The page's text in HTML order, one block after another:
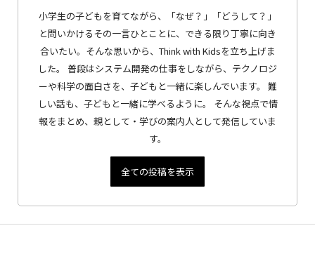
小学生の子どもを育てながら、「なぜ？」「どうして？」
と問いかけるその一言ひとことに、できる限り丁寧に向き
合いたい。そんな思いから、Think with Kidsを立ち上げま
した。 普段はシステム開発の仕事をしながら、テクノロジ
ーや科学の面白さを、子どもと一緒に楽しんでいます。 難
しい話も、子どもと一緒に学べるように。 そんな視点で情
報をまとめ、親として・学びの案内人として発信していま
す。
全ての投稿を表示